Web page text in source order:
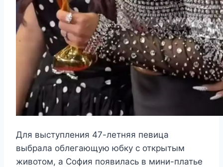
Для выступления 47-летняя певица
выбрала облегающую юбку с открытым
животом, а София появилась в мини-платье